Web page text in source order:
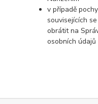
v případě
souvisejících
obrátit na
osobních údajů